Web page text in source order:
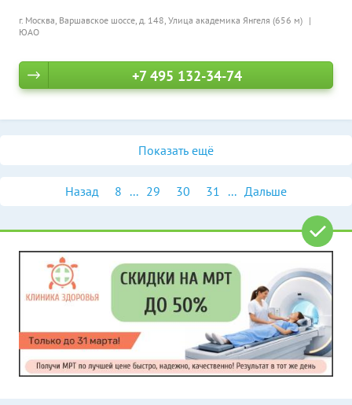
г. Москва, Варшавское шоссе, д. 148, Улица академика Янгеля (656 м)
ЮАО
+7 495 132-34-74
Показать ещё
Назад 8 ... 29 30 31 ... Дальше